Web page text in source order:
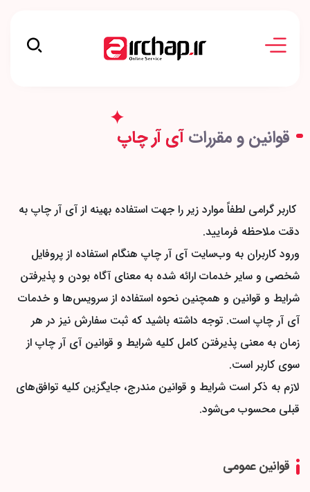
قوانین و مقرراتآی آر چاپ
کاربر گرامی لطفاً موارد زیر را جهت استفاده بهینه از آی آر چاپ به
دقت ملاحظه فرمایید.
ورود کاربران به وب‏‌سایت آی آر چاپ هنگام استفاده از پروفایل
شخصی و سایر خدمات ارائه شده به معنای آگاه بودن و پذیرفتن
شرایط و قوانین و همچنین نحوه استفاده از سرویس‌‏ها و خدمات
آی آر چاپ است. توجه داشته باشید که ثبت سفارش نیز در هر
زمان به معنی پذیرفتن کامل کلیه شرایط و قوانین آی آر چاپ از
سوی کاربر است.
لازم به ذکر است شرایط و قوانین مندرج، جایگزین کلیه توافق‏‌های
قبلی محسوب می‏‌شود.
قوانین عمومی